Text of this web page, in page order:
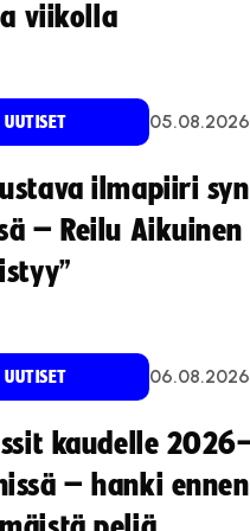
viikolla
UUTISET 05.08.2026
ilmapiiri
– Reilu
UUTISET 06.08.2026
kaudelle
– hanki ennen